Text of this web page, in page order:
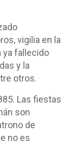
vigilia en la
ya fallecido
y la
otros.
Las fiestas
son
de
no es